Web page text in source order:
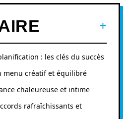
: les clés du succès
menu créatif et équilibré
chaleureuse et intime
rafraîchissants et